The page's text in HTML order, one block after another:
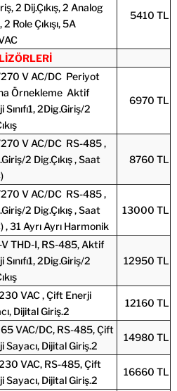
2 Dij.Çıkış, 2 Analog
2 Role Çıkışı, 5A
5410 TL
V AC/DC Periyot
Örnekleme Aktif
Sınıfı1, 2Dig.Giriş/2
6970 TL
V AC/DC RS-485 ,
2 Dig.Çıkış , Saat
8760 TL
V AC/DC RS-485 ,
2 Dig.Çıkış , Saat
, 31 Ayrı Ayrı Harmonik
13000 TL
V THD-I, RS-485, Aktif
Sınıfı1, 2Dig.Giriş/2
12950 TL
VAC , Çift Enerji
Dijital Giriş.2
12160 TL
VAC/DC, RS-485, Çift
Sayacı, Dijital Giriş.2
14980 TL
VAC, RS-485, Çift
Sayacı, Dijital Giriş.2
16660 TL